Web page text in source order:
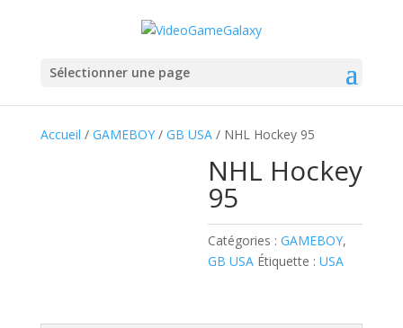
Sélectionner une page
Accueil / GAMEBOY/ GB USA/ NHL Hockey 95
NHL Hockey
95
Catégories :GAMEBOY,
GB USA Étiquette :USA